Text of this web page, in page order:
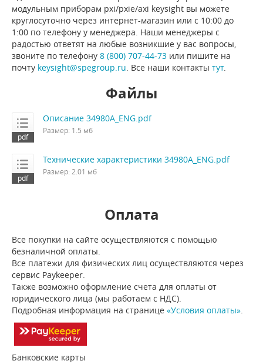
модульным приборам pxi/pxie/axi keysight вы можете
круглосуточно через интернет-магазин или с 10:00 до
1:00 по телефону у менеджера. Наши менеджеры с
радостью ответят на любые возникшие у вас вопросы,
звоните по телефону 8 (800) 707-44-73 или пишите на
почту keysight@spegroup.ru. Все наши контакты тут.
Файлы
Описание 34980A_ENG.pdf
Размер: 1.5 мб
Технические характеристики 34980A_ENG.pdf
Размер: 2.01 мб
Оплата
Все покупки на сайте осуществляются с помощью
безналичной оплаты.
Все платежи для физических лиц осуществляются через
сервис Paykeeper.
Также возможно оформление счета для оплаты от
юридического лица (мы работаем с НДС).
Подробная информация на странице «Условия оплаты».
Банковские карты